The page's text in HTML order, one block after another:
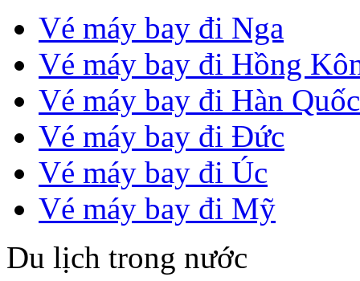
Vé máy bay đi Nga
Vé máy bay đi Hồng
Vé máy bay đi Hàn Quốc
Vé máy bay đi Đức
Vé máy bay đi Úc
Vé máy bay đi Mỹ
Du lịch trong nước